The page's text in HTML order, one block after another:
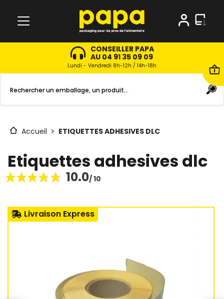
CONSEILLER PAPA
AU 04 91 35 09 09
Lundi - Vendredi 8h-12h / 14h-18h
Accueil ETIQUETTES ADHESIVES DLC
Etiquettes adhesives dlc
10.0/ 10
Livraison Express